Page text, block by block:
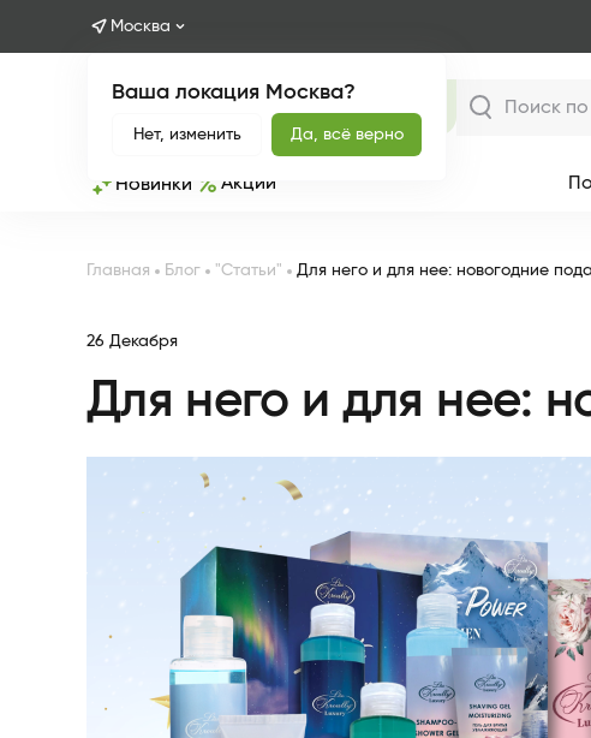
Москва
Ваша локация Москва?
Нет, изменить Да, всё верно
Новинки Акции
Главная Блог "Статьи" Для него и для нее: новогодние
26 Декабря
Для него и для нее: